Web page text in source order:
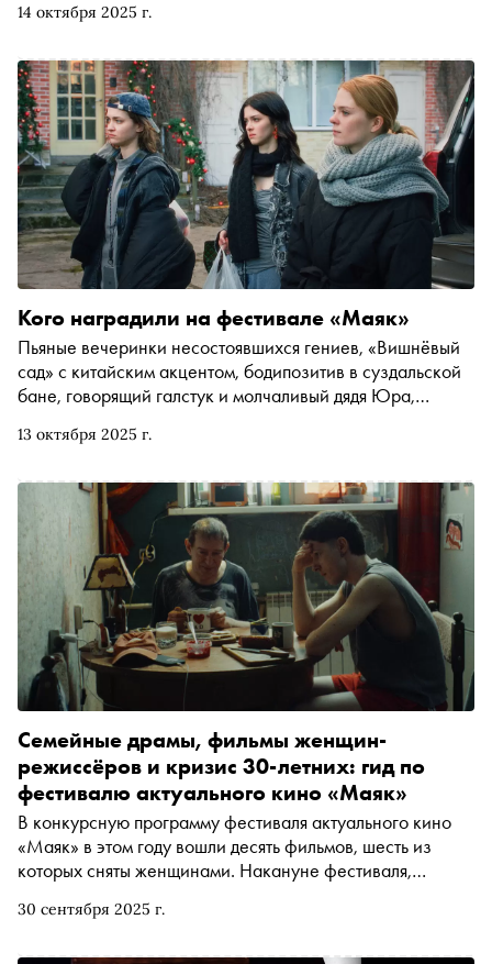
14 октября 2025 г.
13 октября 2025 г.
Кого наградили на фестивале «Маяк»
Пьяные вечеринки несостоявшихся гениев, «Вишнёвый
сад» с китайским акцентом, бодипозитив в суздальской
бане, говорящий галстук и молчаливый дядя Юра,
кинокритик Катя Загвоздкина побывала на фестивале
30 сентября 2025 г.
Семейные драмы, фильмы женщин-
режиссёров и кризис 30-летних: гид по
фестивалю актуального кино «Маяк»
В конкурсную программу фестиваля актуального кино
«Маяк» в этом году вошли десять фильмов, шесть из
которых сняты женщинами. Накануне фестиваля,
о каждой из картин. Среди премьер — новая работа